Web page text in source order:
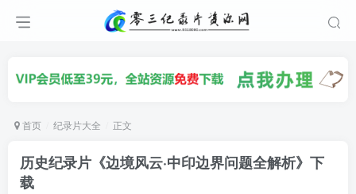
首页 纪录片大全 正文
历史纪录片《边境风云·中印边界问题全解析》下
载